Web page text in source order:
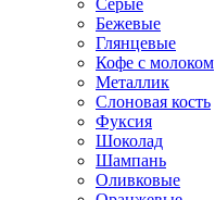
Серые
Бежевые
Глянцевые
Кофе с молоком
Металлик
Слоновая кость
Фуксия
Шоколад
Шампань
Оливковые